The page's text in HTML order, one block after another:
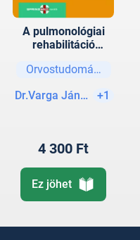
A pulmonológiai
rehabilitáció
Orvostudományok
Dr.Varga János Tamás
+1
4 300 Ft
Ez jöhet